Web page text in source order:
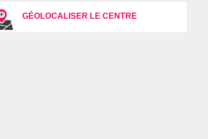
GÉOLOCALISER LE CENTRE